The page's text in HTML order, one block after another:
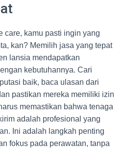
care, kamu pasti ingin yang
kan? Memilih jasa yang tepat
lansia mendapatkan
kebutuhannya. Cari
baik, baca ulasan dari
pastikan mereka memiliki izin
memastikan bahwa tenaga
adalah profesional yang
Ini adalah langkah penting
fokus pada perawatan, tanpa